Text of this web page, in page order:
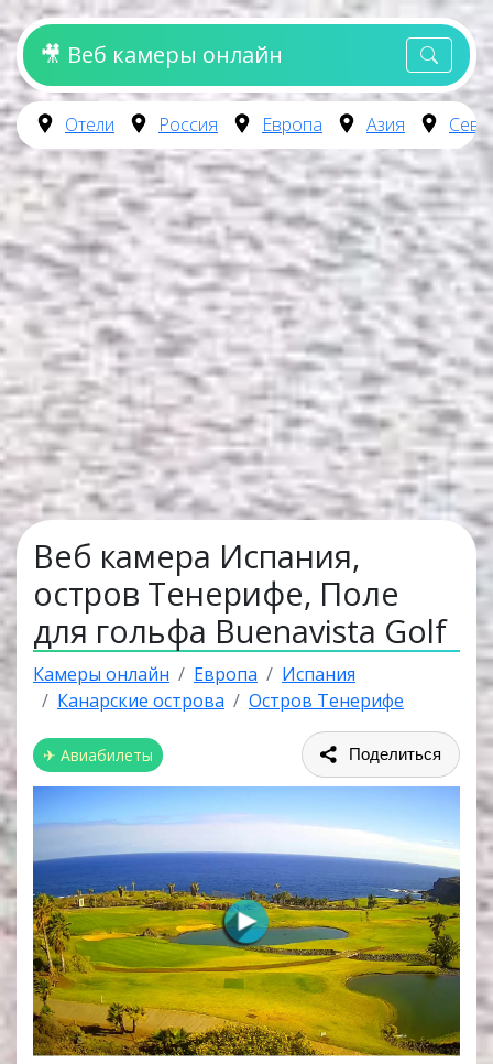
🎥 Веб камеры онлайн
Отели Россия Европа Азия
Веб камера Испания,
остров Тенерифе, Поле
для гольфа Buenavista Golf
Камеры онлайн Европа
Испания
Канарские острова
Остров Тенерифе
✈ Авиабилеты Поделиться